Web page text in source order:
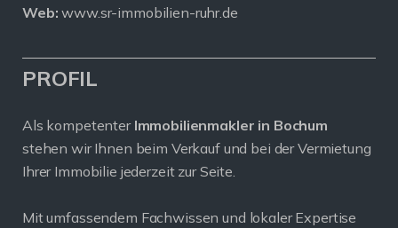
Web: www.sr-immobilien-ruhr.de
PROFIL
Als kompetenter Immobilienmakler in Bochum
stehen wir Ihnen beim Verkauf und bei der Vermietung
Ihrer Immobilie jederzeit zur Seite.
Mit umfassendem Fachwissen und lokaler Expertise